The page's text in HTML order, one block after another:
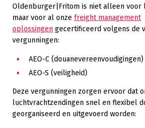
Oldenburger|Fritom is niet alleen voor
maar voor al onze freight management
oplossingen gecertificeerd volgens de
vergunningen:
AEO-C (douanevereenvoudigingen)
AEO-S (veiligheid)
Deze vergunningen zorgen ervoor dat
luchtvrachtzendingen snel en flexibel
georganiseerd en uitgevoerd worden: